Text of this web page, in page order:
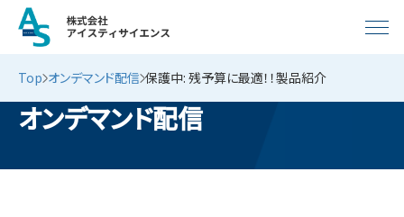
Top オンデマンド配信 保護中: 残予算に最適！！製品紹介
オンデマンド配信